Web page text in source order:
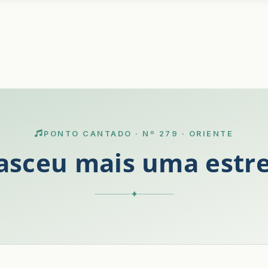
PONTO CANTADO · Nº 279 · ORIENTE
mais uma
✦